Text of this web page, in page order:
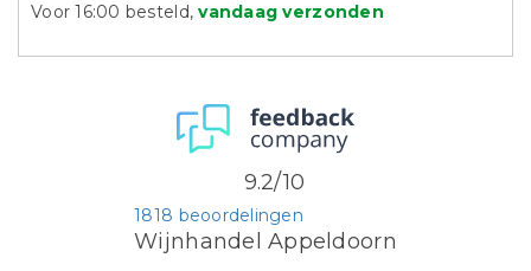
Voor 16:00 besteld,vandaag verzonden
Wijnhandel Appeldoorn
1818 beoordelingen
9.2/10